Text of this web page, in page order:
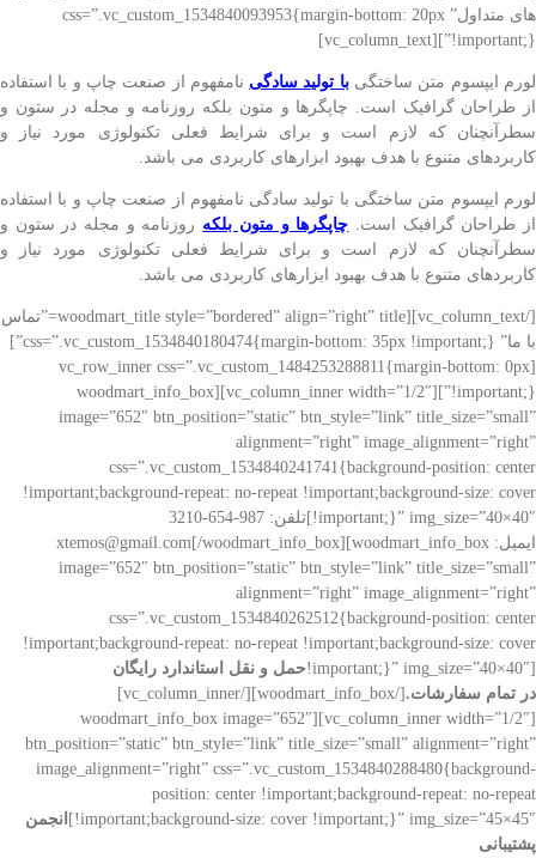
های متداول” css=”.vc_custom_1534840093953{margin-bottom: 20px
!important;}”][vc_column_text]
لورم ایپسوم متن ساختگیبا تولید سادگی نامفهوم از صنعت چاپ و با استفاده
از طراحان گرافیک است. چاپگرها و متون بلکه روزنامه و مجله در ستون و
سطرآنچنان که لازم است و برای شرایط فعلی تکنولوژی مورد نیاز و
کاربردهای متنوع با هدف بهبود ابزارهای کاربردی می باشد.
لورم ایپسوم متن ساختگی با تولید سادگی نامفهوم از صنعت چاپ و با استفاده
از طراحان گرافیک است. چاپگرها و متون بلکه روزنامه و مجله در ستون و
سطرآنچنان که لازم است و برای شرایط فعلی تکنولوژی مورد نیاز و
کاربردهای متنوع با هدف بهبود ابزارهای کاربردی می باشد.
[/vc_column_text][woodmart_title style=”bordered” align=”right” title=”تماس
با ما” css=”.vc_custom_1534840180474{margin-bottom: 35px !important;}”]
[vc_row_inner css=”.vc_custom_1484253288811{margin-bottom: 0px
!important;}”][vc_column_inner width=”1/2″][woodmart_info_box
image=”652″ btn_position=”static” btn_style=”link” title_size=”small”
alignment=”right” image_alignment=”right”
css=”.vc_custom_1534840241741{background-position: center
!important;background-repeat: no-repeat !important;background-size: cover
!important;}” img_size=”40×40″]تلفن: 987-654-3210
ایمیل: xtemos@gmail.com[/woodmart_info_box][woodmart_info_box
image=”652″ btn_position=”static” btn_style=”link” title_size=”small”
alignment=”right” image_alignment=”right”
css=”.vc_custom_1534840262512{background-position: center
!important;background-repeat: no-repeat !important;background-size: cover
!important;}” img_size=”40×40″]حمل و نقل استاندارد رایگان
در تمام سفارشات.
[/woodmart_info_box][/vc_column_inner]
[vc_column_inner width=”1/2″][woodmart_info_box image=”652″
btn_position=”static” btn_style=”link” title_size=”small” alignment=”right”
image_alignment=”right” css=”.vc_custom_1534840288480{background-
position: center !important;background-repeat: no-repeat
!important;background-size: cover !important;}” img_size=”45×45″]
انجمن
پشتیبانی